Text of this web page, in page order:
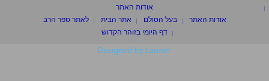
אודות האתר
אודות האתר
בעל הסולם אתר הבית
לאתר ספר הרב
דף היומי בזוהר הקדוש
Designed by Laisner